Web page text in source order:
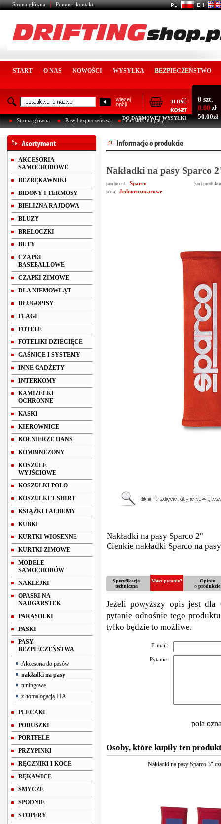
Strona główna Pomoc i kontakt
START O NAS NOWOŚCI WYSYŁKA BEZPIECZEŃSTWO
więcej
opcji
0 szt.
0.00 zł
DO DARMOWEJ WYSYŁKI 50.00zł
Strona główna Pasy bezpieczeństwa nakładki na pasy
AKCESORIA
SAMOCHODOWE
BEZRĘKAWNIKI
BIDONY I TERMOSY
BIELIZNA RAJDOWA
BLUZY
BRELOCZKI
BUTY
CZAPKI
BASEBALLOWE
CZAPKI ZIMOWE
DLA NIEMOWLĄT
DŁUGOPISY
FLAGI
FOTELE
FOTELIKI DZIECIĘCE
GAŚNICE I SYSTEMY
INNE GADŻETY
INTERKOMY
KAMIZELKI
OCHRONNE
KASKI
KIEROWNICE
KOŁNIERZE HANS
KOMBINEZONY
KOSZULE
WYJŚCIOWE
KOSZULKI POLO
KOSZULKI T-SHIRT
KSIĄŻKI I ALBUMY
KUBKI
KURTKI WIOSENNE
KURTKI ZIMOWE
MODELE
SAMOCHODÓW
NAKLEJKI
OPASKI NA
NADGARSTEK
PARASOLKI
PASKI
PASY
BEZPIECZEŃSTWA
Akcesoria do pasów
nakładki na pasy
tuningowe
z homologacją FIA
PLECAKI
PODUSZKI
PORTFELE
PRZYPINKI
RĘCZNIKI I KOCE
RĘKAWICE
SMYCZE
SPODNIE
STOPERY
Nakładki na pasy Sparco
producent: Sparco
kod
seria:
Jednorozmiarowe
Nakładki na pasy Sparco 2"
Cienkie nakładki Sparco na
Specyfikacja
techniczna
Masz pytanie?
Opinie
o produkcie
Jeżeli powyższy opis jest dla
pytanie odnośnie tego
tylko będzie to możliwe.
E-mail:
Pytanie:
pola
Osoby, które kupiły ten
Nakładki na pasy Sparco 3"